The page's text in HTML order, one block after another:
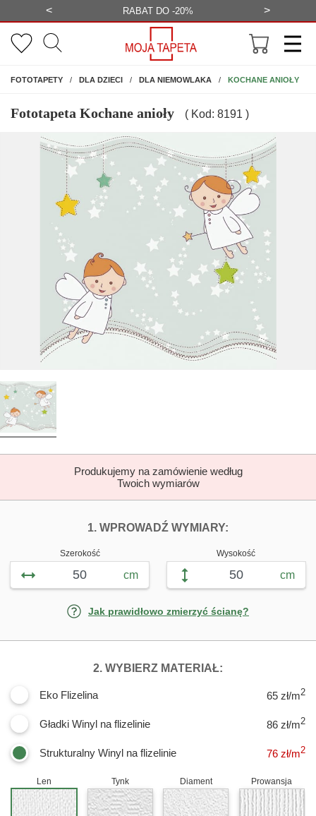
< BEZPŁATNA WIZUALIZACJA >
FOTOTAPETYNA ŚCIANĘ
DLA DZIECI DLA NIEMOWLAKA KOCHANE ANIOŁY
Fototapeta Kochane anioły ( Kod: 8191 )
Produkujemy na zamówienie według
Twoich wymiarów
1. WPROWADŹ WYMIARY:
Szerokość
cm
Wysokość
cm
Jak prawidłowo zmierzyć ścianę?
2. WYBIERZ MATERIAŁ:
Eko Flizelina 65 zł/m2
Gładki Winyl na flizelinie 86 zł/m2
Strukturalny Winyl na flizelinie 76 zł/m2
Len Tynk Diament Prowansja